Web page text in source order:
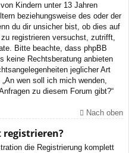
Kindern unter 13 Jahren
beziehungsweise des oder der
du dir unsicher bist, ob dies auf
registrieren versuchst, zutrifft,
Bitte beachte, dass phpBB
keine Rechtsberatung anbieten
jeglicher Art
wen soll ich mich wenden,
zu diesem Forum gibt?“
Nach oben
die Registrierung komplett